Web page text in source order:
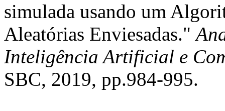
simulada usando um
Aleatórias Enviesadas."
Inteligência Artificial e
SBC, 2019, pp.984-995.